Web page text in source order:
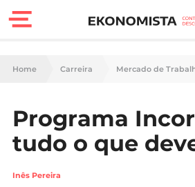
Finanças
Carreira
Home Carreira Mercado de
Programa
tudo o que
Inês Pereira